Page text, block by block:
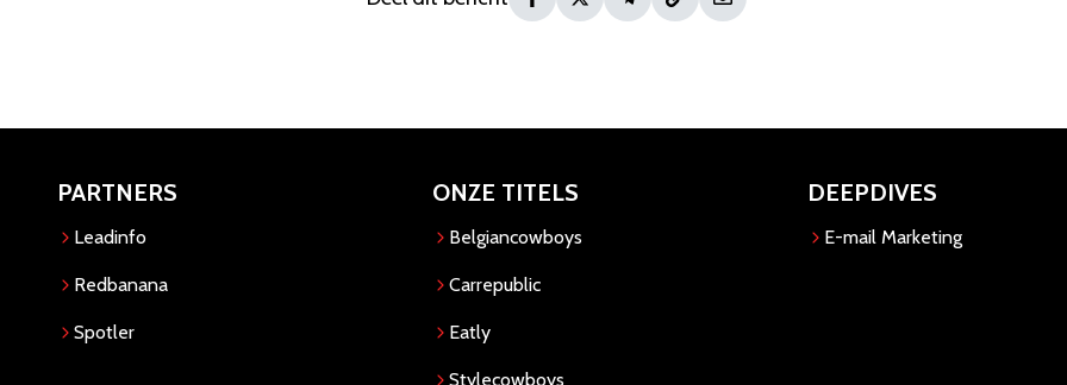
PARTNERS
Leadinfo
Redbanana
Spotler
ONZE TITELS
Belgiancowboys
Carrepublic
Eatly
Stylecowboys
DEEPDIVES
E-mail Marketing